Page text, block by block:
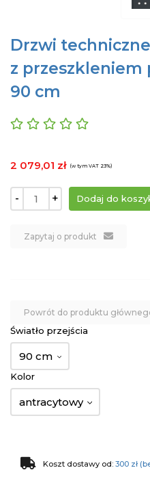
Drzwi
z przeszkleniem
90 cm
2 079,01 zł (w tym VAT 23%)
- +
Zapytaj o produkt
Powrót do produktu
Światło przejścia
90 cm
Kolor
antracytowy
Koszt dostawy od: 300 zł